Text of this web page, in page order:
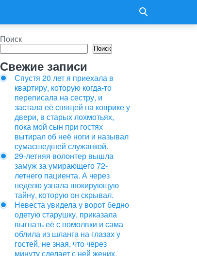
Поиск
Поиск
Свежие записи
Спустя 20 лет я приехала в
квартиру, которую когда-то
переписала на сестру, и
застала её спящей на коврике у
двери, в старых лохмотьях,
пока мой сын при гостях
вытирал об неё ноги и называл
сумасшедшей служанкой.
29-летняя волонтер вышла
замуж за умирающего 72-
летнего пациента. А через
неделю узнала шокирующую
тайну, которую он скрывал.
Невеста увидела у ворот бедно
одетую старушку, приказала
выгнать её с помолвки и сама
облила из шланга на глазах у
гостей, не зная, что через
минуту сделает с ней жених.